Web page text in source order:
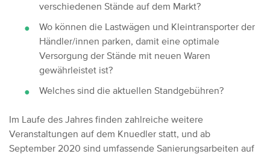
verschiedenen Stände auf dem Markt?
Wo können die Lastwägen und Kleintransporter der
Händler/innen parken, damit eine optimale
Versorgung der Stände mit neuen Waren
gewährleistet ist?
Welches sind die aktuellen Standgebühren?
Im Laufe des Jahres finden zahlreiche weitere
Veranstaltungen auf dem Knuedler statt, und ab
September 2020 sind umfassende Sanierungsarbeiten auf